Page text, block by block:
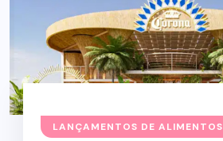
LANÇAMENTOS DE ALIMENTOS